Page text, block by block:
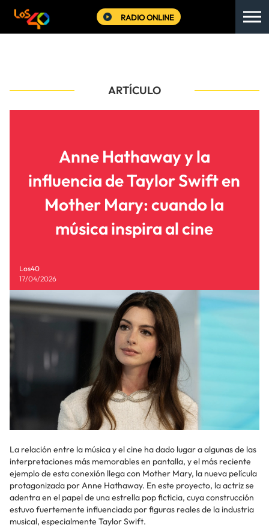
RADIO ONLINE
ARTÍCULO
Anne Hathaway y la
influencia de Taylor Swift en
Mother Mary: cuando la
música inspira al cine
Los40
17/04/2026
La relación entre la música y el cine ha dado lugar a algunas de las
interpretaciones más memorables en pantalla, y el más reciente
ejemplo de esta conexión llega con Mother Mary, la nueva película
protagonizada por Anne Hathaway. En este proyecto, la actriz se
adentra en el papel de una estrella pop ficticia, cuya construcción
estuvo fuertemente influenciada por figuras reales de la industria
musical, especialmente Taylor Swift.